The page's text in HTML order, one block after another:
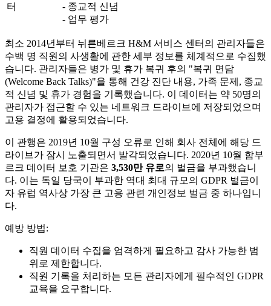
터
- 종교적 신념
- 업무 평가
최소 2014년부터 뉘른베르크 H&M 서비스 센터의 관리자들은
수백 명 직원의 사생활에 관한 세부 정보를 체계적으로 수집했
습니다. 관리자들은 병가 및 휴가 복귀 후의 "복귀 면담
(Welcome Back Talks)"을 통해 건강 진단 내용, 가족 문제, 종교
적 신념 및 휴가 경험을 기록했습니다. 이 데이터는 약 50명의
관리자가 접근할 수 있는 네트워크 드라이브에 저장되었으며
고용 결정에 활용되었습니다.
이 관행은 2019년 10월 구성 오류로 인해 회사 전체에 해당 드
라이브가 잠시 노출되면서 발각되었습니다. 2020년 10월 함부
르크 데이터 보호 기관은 3,530만 유로의 벌금을 부과했습니
다. 이는 독일 당국이 부과한 역대 최대 규모의 GDPR 벌금이
자 유럽 역사상 가장 큰 고용 관련 개인정보 벌금 중 하나입니
다.
예방 방법:
직원 데이터 수집을 엄격하게 필요하고 감사 가능한 범
위로 제한합니다.
직원 기록을 처리하는 모든 관리자에게 필수적인 GDPR
교육을 요구합니다.